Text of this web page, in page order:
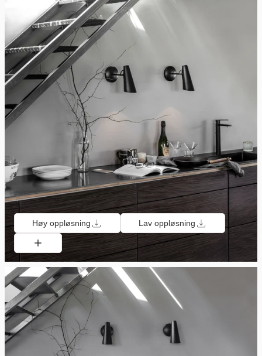
Høy oppløsning Lav oppløsning